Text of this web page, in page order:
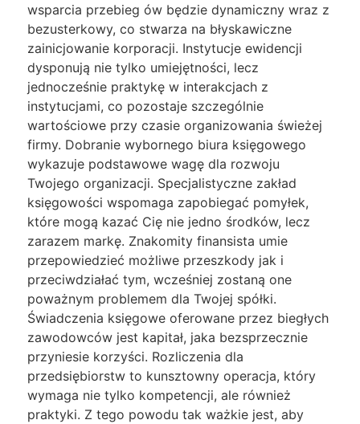
wsparcia przebieg ów będzie dynamiczny wraz z
bezusterkowy, co stwarza na błyskawiczne
zainicjowanie korporacji. Instytucje ewidencji
dysponują nie tylko umiejętności, lecz
jednocześnie praktykę w interakcjach z
instytucjami, co pozostaje szczególnie
wartościowe przy czasie organizowania świeżej
firmy. Dobranie wybornego biura księgowego
wykazuje podstawowe wagę dla rozwoju
Twojego organizacji. Specjalistyczne zakład
księgowości wspomaga zapobiegać pomyłek,
które mogą kazać Cię nie jedno środków, lecz
zarazem markę. Znakomity finansista umie
przepowiedzieć możliwe przeszkody jak i
przeciwdziałać tym, wcześniej zostaną one
poważnym problemem dla Twojej spółki.
Świadczenia księgowe oferowane przez biegłych
zawodowców jest kapitał, jaka bezsprzecznie
przyniesie korzyści. Rozliczenia dla
przedsiębiorstw to kunsztowny operacja, który
wymaga nie tylko kompetencji, ale również
praktyki. Z tego powodu tak ważkie jest, aby